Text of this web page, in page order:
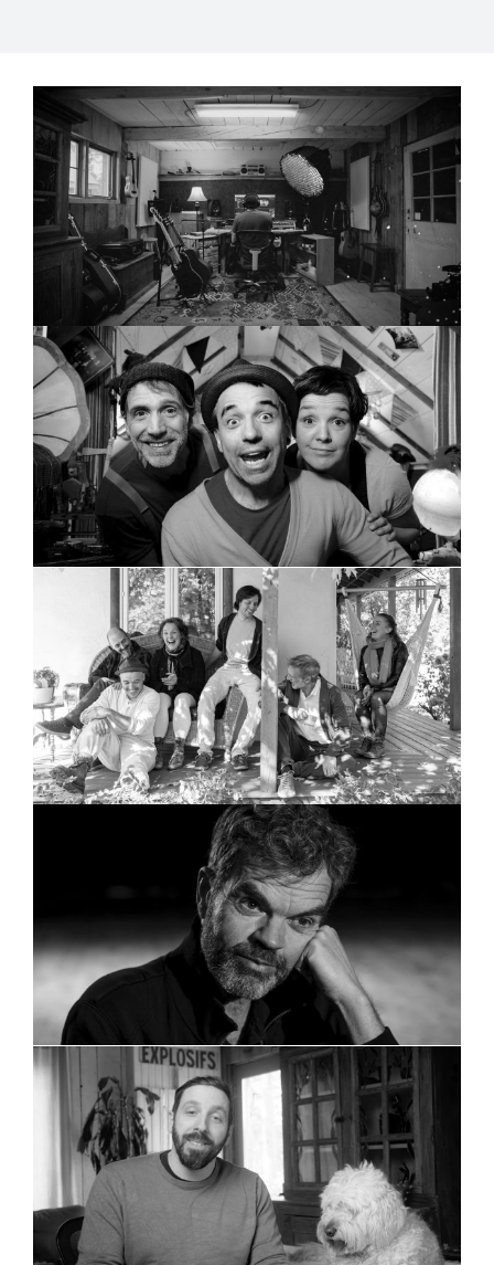
Rallumer l’effort
J’m’en viens chez vous!
Bon Débarras en famille
Edgar Bori
Une onde à la fois